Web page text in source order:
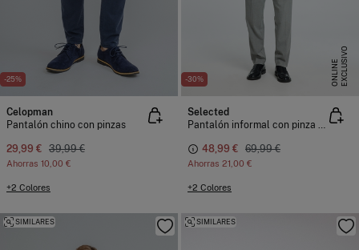
-25%
Celopman
Pantalón chino con pinzas
29,99 € 39,99 €
Ahorras 10,00 €
+2 Colores
-30% E
X
C
L
U
SI
V
O
O
N
L
I
N
E
Selected
Pantalón informal con pinza confeccionado con materiales reciclados
48,99 € 69,99 €
Ahorras 21,00 €
+2 Colores
SIMILARES SIMILARES